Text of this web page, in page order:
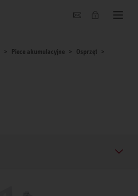
Piece akumulacyjne
Osprzęt